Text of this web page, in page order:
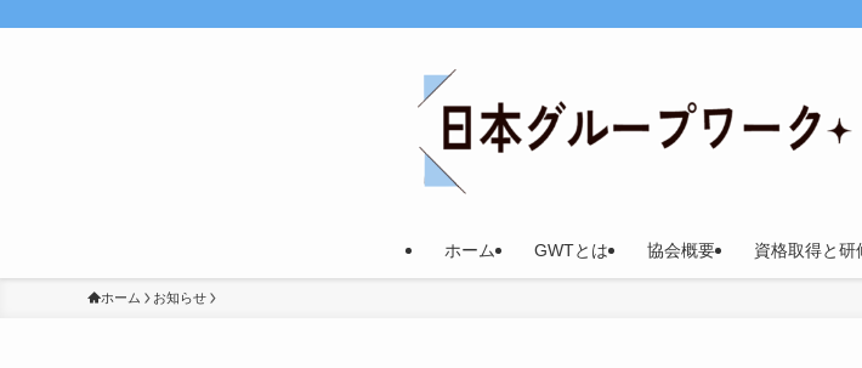
ホーム GWTとは 協会概要 資格取得と研
ホーム お知らせ